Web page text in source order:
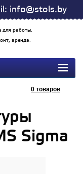
info@stols.by
для работы.
аренда.
0 товаров
Sigma